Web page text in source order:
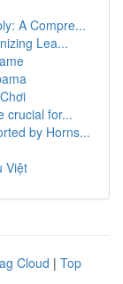
A Compre...
Lea...
crucial for...
by Horns...
Việt
Cloud | Top